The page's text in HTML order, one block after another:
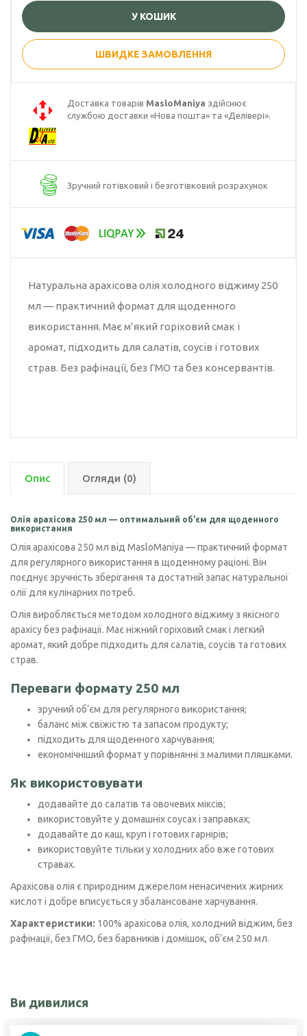
Гарбузова олія
Чорного кмину
олія
кондитерського
соняшника
Кокосова олія
У КОШИК
ШВИДКЕ ЗАМОВЛЕННЯ
Доставка товарів MasloManiya здійснює
службою доставки «Нова пошта» та «Делівері».
Зручний готівковий і безготівковий розрахунок
Натуральна арахісова олія холодного віджиму 250
мл — практичний формат для щоденного
використання. Має м’який горіховий смак і
аромат, підходить для салатів, соусів і готових
страв. Без рафінації, без ГМО та без консервантів.
Опис Огляди (0)
Олія арахісова 250 мл — оптимальний об’єм для щоденного
використання
Олія арахісова 250 мл від MasloManiya — практичний формат
для регулярного використання в щоденному раціоні. Він
поєднує зручність зберігання та достатній запас натуральної
олії для кулінарних потреб.
Олія виробляється методом холодного віджиму з якісного
арахісу без рафінації. Має ніжний горіховий смак і легкий
аромат, який добре підходить для салатів, соусів та готових
страв.
Переваги формату 250 мл
зручний об’єм для регулярного використання;
баланс між свіжістю та запасом продукту;
підходить для щоденного харчування;
економічніший формат у порівнянні з малими пляшками.
Як використовувати
додавайте до салатів та овочевих міксів;
використовуйте у домашніх соусах і заправках;
додавайте до каш, круп і готових гарнірів;
використовуйте тільки у холодних або вже готових
стравах.
Арахісова олія є природним джерелом ненасичених жирних
кислот і добре вписується у збалансоване харчування.
Характеристики: 100% арахісова олія, холодний віджим, без
рафінації, без ГМО, без барвників і домішок, об’єм 250 мл.
Ви дивилися